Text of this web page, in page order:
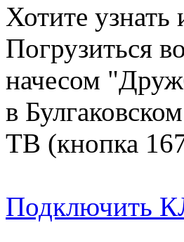
Хотите
Погрузиться
начесом
в
ТВ (кнопка
Подключить